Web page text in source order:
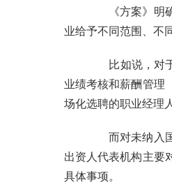
《方案》
业给予不同范围、不
比如说，对
业绩考核和薪酬管理
场化选聘的职业经理
而对未纳入
出资人代表机构主要
具体事项。